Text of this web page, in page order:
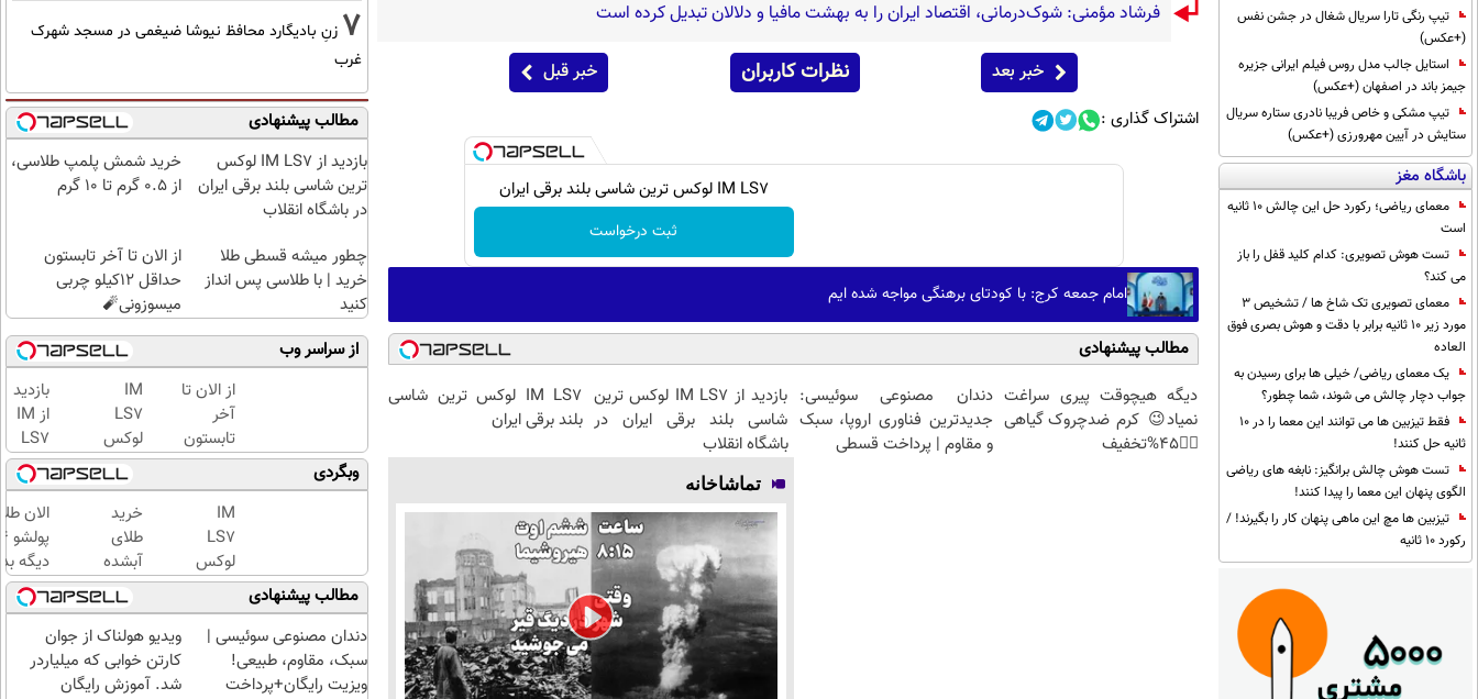
تیپ رنگی تارا سریال شغال در جشن نفس
(+عکس)
استایل جالب مدل روس فیلم ایرانی جزیره
جیمز باند در اصفهان (+عکس)
تیپ مشکی و خاص فریبا نادری ستاره سریال
ستایش در آیین مهرورزی (+عکس)
باشگاه مغز
معمای ریاضی؛ رکورد حل این چالش 10 ثانیه
است
تست هوش تصویری: کدام کلید قفل را باز
می کند؟
معمای تصویری تک شاخ ها / تشخیص 3
مورد زیر 10 ثانیه برابر با دقت و هوش بصری فوق
العاده
یک معمای ریاضی/ خیلی ها برای رسیدن به
جواب دچار چالش می شوند، شما چطور؟
فقط تیزبین ها می توانند این معما را در 10
ثانیه حل کنند!
تست هوش چالش برانگیز: نابغه های ریاضی
الگوی پنهان این معما را پیدا کنند!
تیزبین ها مچ این ماهی پنهان کار را بگیرند! /
رکورد 10 ثانیه
فرشاد مؤمنی: شوک‌درمانی، اقتصاد ایران را به بهشت مافیا و دلالان تبدیل کرده است
خبر بعد نظرات کاربران خبر قبل
اشتراک گذاری :
IM LS7 لوکس ترین شاسی بلند برقی ایران
ثبت درخواست
امام جمعه کرج: با کودتای برهنگی مواجه شده ایم
مطالب پیشنهادی
دیگه هیچوقت پیری سراغت
نمیاد😉 کرم ضدچروک گیاهی
👈🏻45%تخفیف
دندان مصنوعی سوئیسی:
جدیدترین فناوری اروپا، سبک
و مقاوم | پرداخت قسطی
بازدید از IM LS7 لوکس ترین
شاسی بلند برقی ایران در
باشگاه انقلاب
IM LS7 لوکس ترین شاسی
بلند برقی ایران
تماشاخانه
7 زنِ بادیگارد محافظ نیوشا ضیغمی در مسجد شهرک
غرب
مطالب پیشنهادی
بازدید از IM LS7 لوکس
ترین شاسی بلند برقی ایران
در باشگاه انقلاب
خرید شمش پلمپ طلاسی،
از ۰.۵ گرم تا ۱۰ گرم
چطور میشه قسطی طلا
خرید | با طلاسی پس انداز
کنید
از الان تا آخر تابستون
حداقل 12کیلو چربی
میسوزونی🧨
از سراسر وب
از الان تا
آخر
تابستون
حداقل
12کیلو
چربی
میسوزونی
🧨
IM
LS7
لوکس
ترین
شاسی
بلند
برقی
ایران
بازدید
از IM
LS7
لوکس
ترین
شاسی
بلند
برقی
ایران
در
باشگاه
انقلاب
وبگردی
IM
LS7
لوکس
ترین
شاسی
بلند
برقی
ایران
خرید
طلای
آبشده
حتی با
۱۰۰هزارتومان
الان
دیگه
طلا با
بی‌بهره
مطالب پیشنهادی
دندان مصنوعی سوئیسی |
سبک، مقاوم، طبیعی!
ویزیت رایگان+پرداخت
ویدیو هولناک از جوان
کارتن خوابی که میلیاردر
شد. آموزش رایگان